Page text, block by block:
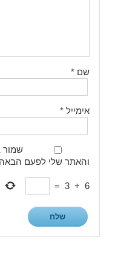
שם *
אימייל *
שמור
והאתר שלי לפעם
6
+
3
=